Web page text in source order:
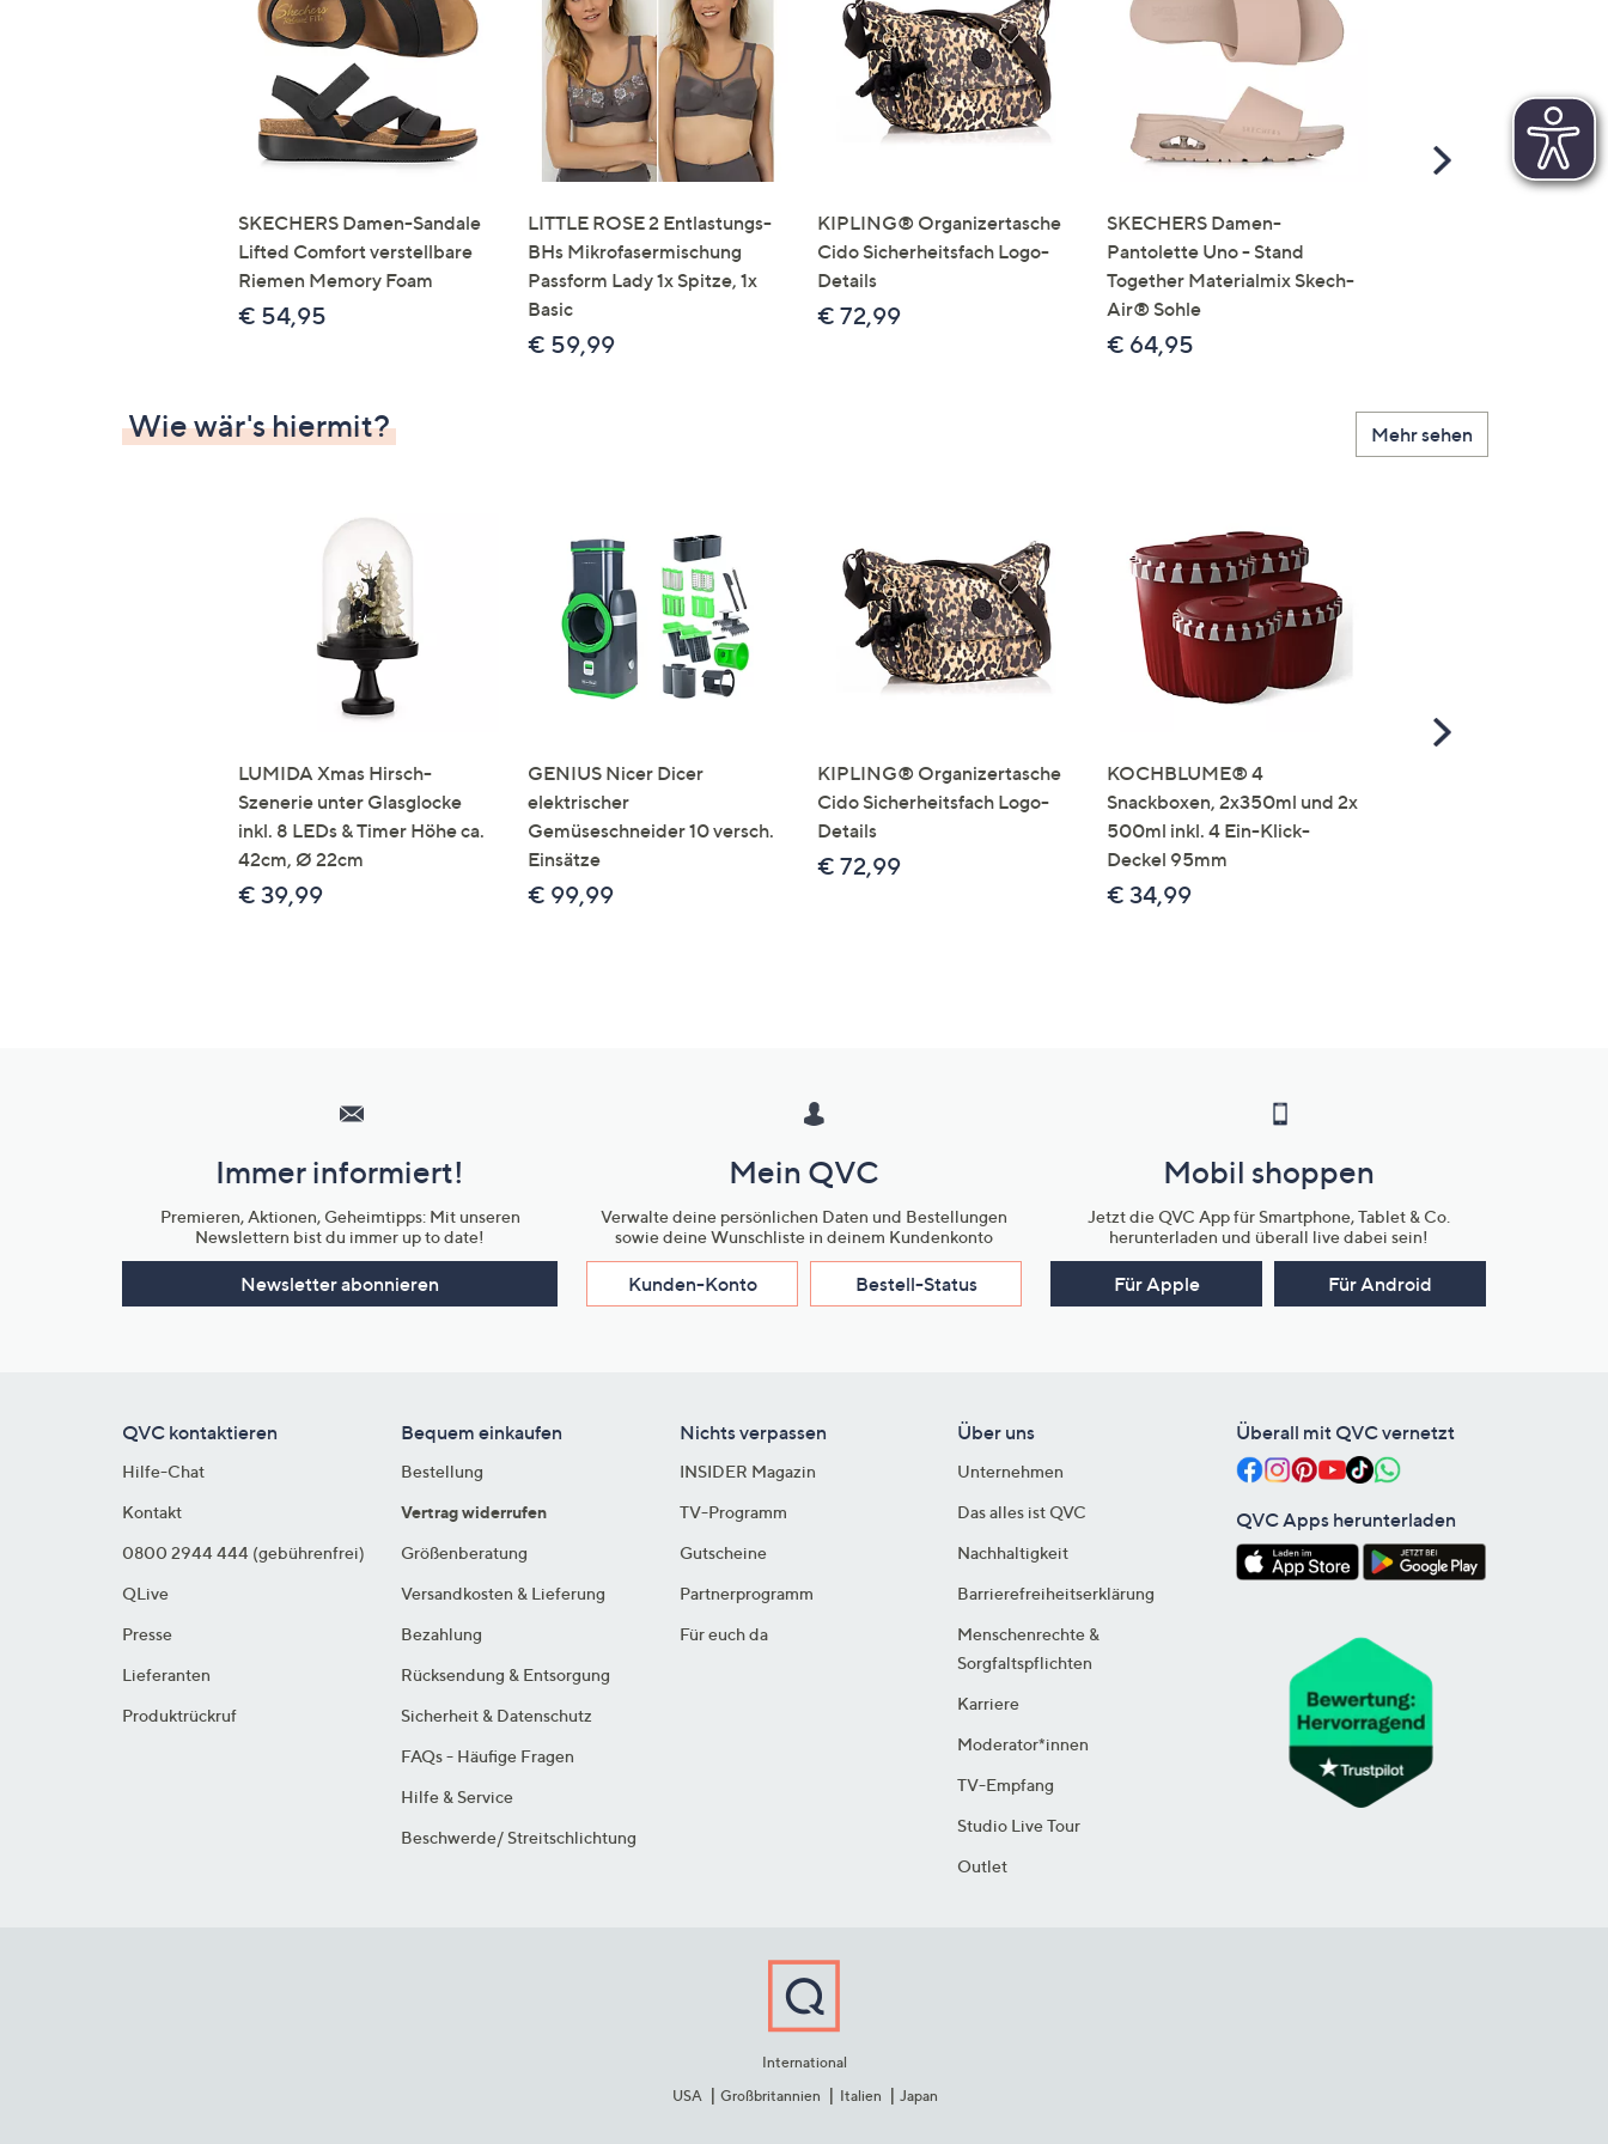
Touch-
Geräten
nach
links
bzw.
rechts,
um
diese
anzuzeigen.
SKECHERS Damen-Sandale
Lifted Comfort verstellbare
Riemen Memory Foam
€ 54,95
LITTLE ROSE 2 Entlastungs-
BHs Mikrofasermischung
Passform Lady 1x Spitze, 1x
Basic
€ 59,99
KIPLING® Organizertasche
Cido Sicherheitsfach Logo-
Details
€ 72,99
SKECHERS Damen-
Pantolette Uno - Stand
Together Materialmix Skech-
Air® Sohle
€ 64,95
Scroll
Wie wär's hiermit? Mehr sehen
LUMIDA Xmas Hirsch-
Szenerie unter Glasglocke
inkl. 8 LEDs & Timer Höhe ca.
42cm, Ø 22cm
€ 39,99
GENIUS Nicer Dicer
elektrischer
Gemüseschneider 10 versch.
Einsätze
€ 99,99
KIPLING® Organizertasche
Cido Sicherheitsfach Logo-
Details
€ 72,99
KOCHBLUME® 4
Snackboxen, 2x350ml und 2x
500ml inkl. 4 Ein-Klick-
Deckel 95mm
€ 34,99
Scroll
Unternehmensinformationen
Immer informiert!
Premieren, Aktionen, Geheimtipps: Mit unseren
Newslettern bist du immer up to date!
Newsletter abonnieren
Mein QVC
Verwalte deine persönlichen Daten und Bestellungen
sowie deine Wunschliste in deinem Kundenkonto
Kunden-Konto Bestell-Status
Mobil shoppen
Jetzt die QVC App für Smartphone, Tablet & Co.
herunterladen und überall live dabei sein!
Für Apple Für Android
QVC kontaktieren
Hilfe-Chat
Kontakt
0800 2944 444 (gebührenfrei)
QLive
Presse
Lieferanten
Produktrückruf
Bequem einkaufen
Bestellung
Vertrag widerrufen
Größenberatung
Versandkosten & Lieferung
Bezahlung
Rücksendung & Entsorgung
Sicherheit & Datenschutz
FAQs - Häufige Fragen
Hilfe & Service
Beschwerde/ Streitschlichtung
Nichts verpassen
INSIDER Magazin
TV-Programm
Gutscheine
Partnerprogramm
Für euch da
Über uns
Unternehmen
Das alles ist QVC
Nachhaltigkeit
Barrierefreiheitserklärung
Menschenrechte &
Sorgfaltspflichten
Karriere
Moderator*innen
TV-Empfang
Studio Live Tour
Outlet
Überall mit QVC vernetzt
QVC Apps herunterladen
International
USA
Großbritannien Italien Japan